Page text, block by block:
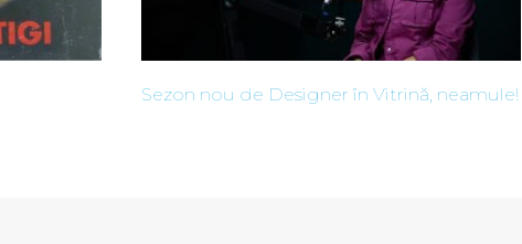
Sezon nou de Designer în Vitrină, neamule!